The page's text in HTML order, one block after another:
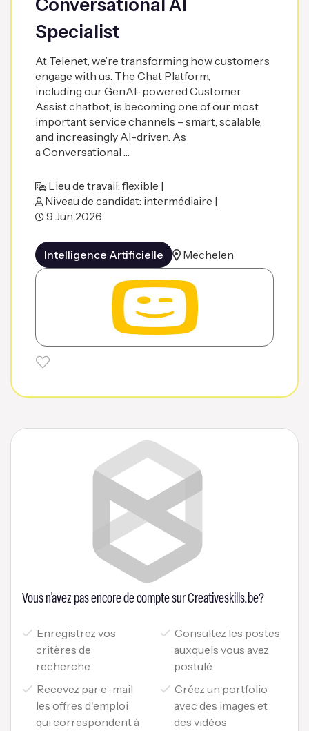
Conversational AI
Specialist
At Telenet, we’re transforming how customers
engage with us. The Chat Platform,
including our GenAI-powered Customer
Assist chatbot, is becoming one of our most
important service channels – smart, scalable,
and increasingly AI-driven. As
a Conversational …
Lieu de travail: flexible |
Niveau de candidat: intermédiaire |
9 Jun 2026
Intelligence Artificielle Mechelen
Vous n'avez pas encore de compte sur Creativeskills.be?
Enregistrez vos
critères de
recherche
Recevez par e-mail
les offres d'emploi
qui correspondent à
Consultez les postes
auxquels vous avez
postulé
Créez un portfolio
avec des images et
des vidéos